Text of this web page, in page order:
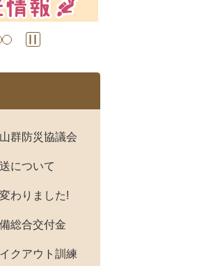
群防災協議会
について
わりました!
総合交付金
クアウト訓練